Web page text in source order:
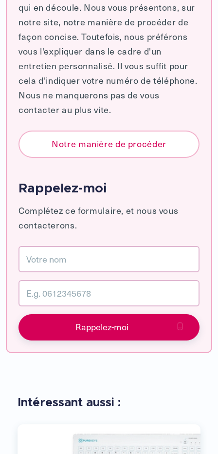
qui en découle. Nous vous présentons, sur
notre site, notre manière de procéder de
façon concise. Toutefois, nous préférons
vous l'expliquer dans le cadre d'un
entretien personnalisé. Il vous suffit pour
cela d'indiquer votre numéro de téléphone.
Nous ne manquerons pas de vous
contacter au plus vite.
Notre manière de procéder
Rappelez-moi
Complétez ce formulaire, et nous vous
contacterons.
Rappelez-moi
Intéressant aussi :